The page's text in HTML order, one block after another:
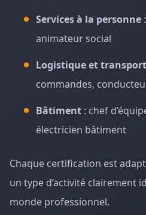
Services à la personne
animateur social
Logistique et transport
commandes,
Bâtiment : chef
électricien bâtiment
Chaque certification est
un type d’activité clairement
monde professionnel.